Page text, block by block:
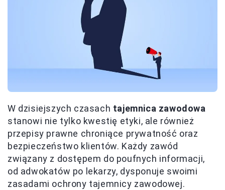
W dzisiejszych czasach tajemnica zawodowa
stanowi nie tylko kwestię etyki, ale również
przepisy prawne chroniące prywatność oraz
bezpieczeństwo klientów. Każdy zawód
związany z dostępem do poufnych informacji,
od adwokatów po lekarzy, dysponuje swoimi
zasadami ochrony tajemnicy zawodowej.